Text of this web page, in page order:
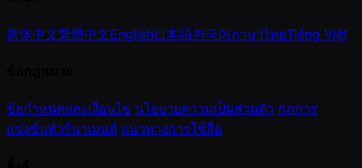
简体中文繁體中文English日本語한국어ภาษาไทยTiếng Việt
ข้อกำหนดและเงื่อนไข นโยบายความเป็นส่วนตัว กฎการ
แข่งขันทัวร์นาเมนต์ แนวทางการใช้สื่อ